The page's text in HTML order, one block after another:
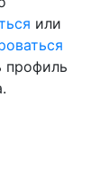
или
профиль